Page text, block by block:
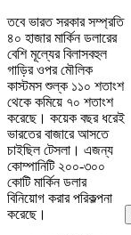
তবে ভারত সরকার সম্প্রতি
৪০ হাজার মার্কিন ডলারের
বেশি মূল্যের বিলাসবহুল
গাড়ির ওপর মৌলিক
কাস্টমস শুল্ক ১১০ শতাংশ
থেকে কমিয়ে ৭০ শতাংশ
করেছে। কয়েক বছর ধরেই
ভারতের বাজারে আসতে
চাইছিল টেসলা। এজন্য
কোম্পানিটি ২০০-৩০০
কোটি মার্কিন ডলার
বিনিয়োগ করার পরিকল্পনা
করেছে।